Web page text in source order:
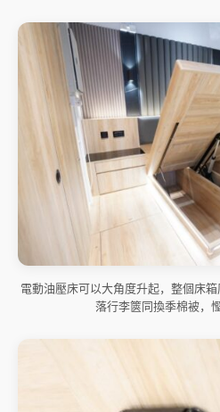
電動油壓床可以大角度升起，整個床
落行李篋同換季棉被，